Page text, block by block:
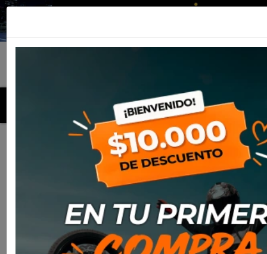
Equipamiento Para el piloto
Bota Sidi Xpower Enduro Black